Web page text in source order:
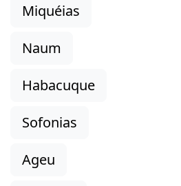
Miquéias
Naum
Habacuque
Sofonias
Ageu